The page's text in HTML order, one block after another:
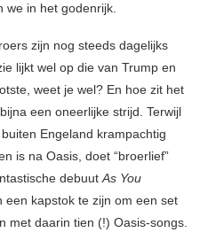
we in het godenrijk.
zijn nog steeds dagelijks
lijkt wel op die van Trump en
weet je wel? En hoe zit het
een oneerlijke strijd. Terwijl
Engeland krampachtig
is na Oasis, doet “broerlief”
debuutAs You
een kapstok te zijn om een set
met daarin tien (!) Oasis-songs.